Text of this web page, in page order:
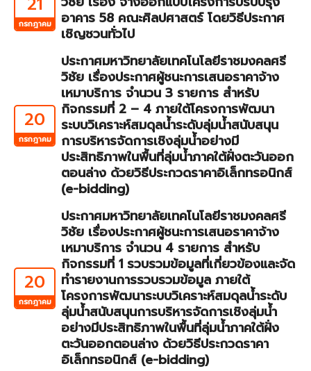
กรกฎาคม
อาคาร 58 คณะศิลปศาสตร์ โดยวิธีประกาศ
เชิญชวนทั่วไป
20
กรกฎาคม
ประกาศมหาวิทยาลัยเทคโนโลยีราชมงคลศรี
วิชัย เรื่องประกาศผู้ชนะการเสนอราคาจ้าง
เหมาบริการ จำนวน 3 รายการ สำหรับ
กิจกรรมที่ 2 – 4 ภายใต้โครงการพัฒนา
ระบบวิเคราะห์สมดุลน้ำระดับลุ่มน้ำสนับสนุน
การบริหารจัดการเชิงลุ่มน้ำอย่างมี
ประสิทธิภาพในพื้นที่ลุ่มน้ำภาคใต้ฝั่งตะวันออก
ตอนล่าง ด้วยวิธีประกวดราคาอิเล็กทรอนิกส์
(e-bidding)
20
กรกฎาคม
ประกาศมหาวิทยาลัยเทคโนโลยีราชมงคลศรี
วิชัย เรื่องประกาศผู้ชนะการเสนอราคาจ้าง
เหมาบริการ จำนวน 4 รายการ สำหรับ
กิจกรรมที่ 1 รวบรวมข้อมูลที่เกี่ยวข้องและจัด
ทำรายงานการรวบรวมข้อมูล ภายใต้
โครงการพัฒนาระบบวิเคราะห์สมดุลน้ำระดับ
ลุ่มน้ำสนับสนุนการบริหารจัดการเชิงลุ่มน้ำ
อย่างมีประสิทธิภาพในพื้นที่ลุ่มน้ำภาคใต้ฝั่ง
ตะวันออกตอนล่าง ด้วยวิธีประกวดราคา
อิเล็กทรอนิกส์ (e-bidding)